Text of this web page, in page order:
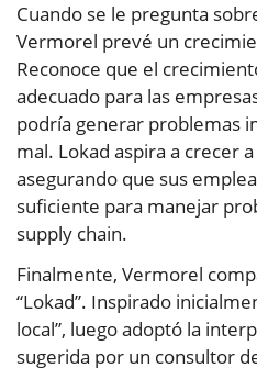
Cuando se le pregunta
Vermorel prevé un
Reconoce que el
adecuado para las
podría generar problemas
mal. Lokad aspira a crecer
asegurando que sus
suficiente para manejar
supply chain.
Finalmente, Vermorel
“Lokad”. Inspirado
local”, luego adoptó la
sugerida por un consultor